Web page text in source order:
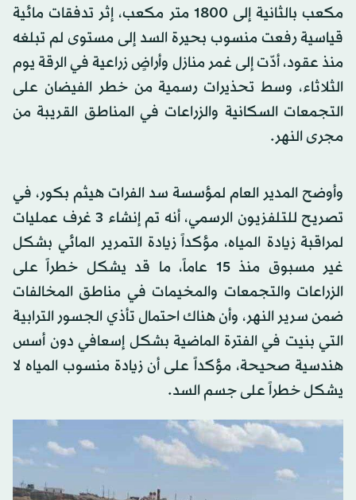
مكعب بالثانية إلى 1800 متر مكعب، إثر تدفقات مائية
قياسية رفعت منسوب بحيرة السد إلى مستوى لم تبلغه
منذ عقود، أدّت إلى غمر منازل وأراضٍ زراعية في الرقة يوم
الثلاثاء، وسط تحذيرات رسمية من خطر الفيضان على
التجمعات السكانية والزراعات في المناطق القريبة من
مجرى النهر.
وأوضح المدير العام لمؤسسة سد الفرات هيثم بكور، في
تصريح للتلفزيون الرسمي، أنه تم إنشاء 3 غرف عمليات
لمراقبة زيادة المياه، مؤكداً زيادة التمرير المائي بشكل
غير مسبوق منذ 15 عاماً، ما قد يشكل خطراً على
الزراعات والتجمعات والمخيمات في مناطق المخالفات
ضمن سرير النهر، وأن هناك احتمال تأذي الجسور الترابية
التي بنيت في الفترة الماضية بشكل إسعافي دون أسس
هندسية صحيحة، مؤكداً على أن زيادة منسوب المياه لا
يشكل خطراً على جسم السد.